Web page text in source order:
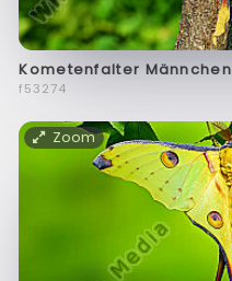
Kometenfalter Männchen
f53274
Zoom